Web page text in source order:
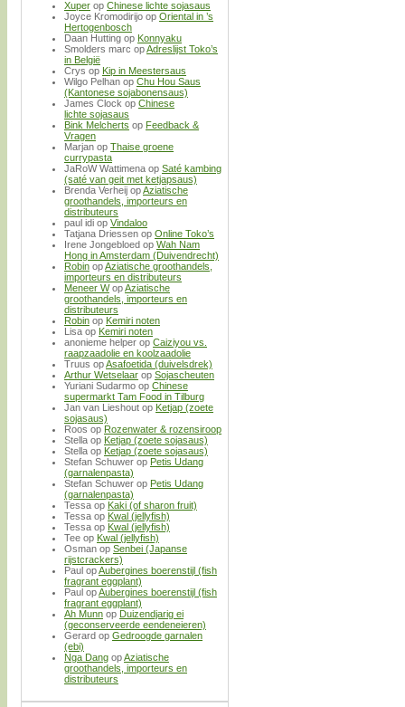
Xuper op Chinese lichte sojasaus
Joyce Kromodirijo op Oriental in ’s
Hertogenbosch
Daan Hutting op Konnyaku
Smolders marc opAdreslijst Toko’s
in België
Crys op Kip in Meestersaus
Wilgo Pelhan op Chu Hou Saus
(Kantonese sojabonensaus)
James Clock op Chinese
lichte sojasaus
Bink Melcherts op Feedback &
Vragen
Marjan op Thaise groene
currypasta
JaRoW Wattimena op Saté kambing
(saté van geit met ketjapsaus)
Brenda Verheij opAziatische
groothandels, importeurs en
distributeurs
paul idi op Vindaloo
Tatjana Driessen op Online Toko’s
Irene Jongebloed op Wah Nam
Hong in Amsterdam (Duivendrecht)
Robin opAziatische groothandels,
importeurs en distributeurs
Meneer WopAziatische
groothandels, importeurs en
distributeurs
Robin op Kemiri noten
Lisa op Kemiri noten
anonieme helper op Caiziyou vs.
raapzaadolie en koolzaadolie
Truus opAsafoetida (duivelsdrek)
Arthur Wetselaar op Sojascheuten
Yuriani Sudarmo op Chinese
supermarkt Tam Food in Tilburg
Jan van Lieshout op Ketjap (zoete
sojasaus)
Roos op Rozenwater & rozensiroop
Stella op Ketjap (zoete sojasaus)
Stella op Ketjap (zoete sojasaus)
Stefan Schuwer op Petis Udang
(garnalenpasta)
Stefan Schuwer op Petis Udang
(garnalenpasta)
Tessa op Kaki (of sharon fruit)
Tessa op Kwal (jellyfish)
Tessa op Kwal (jellyfish)
Tee op Kwal (jellyfish)
Osman op Senbei (Japanse
rijstcrackers)
Paul opAubergines boerenstijl (fish
fragrant eggplant)
Paul opAubergines boerenstijl (fish
fragrant eggplant)
Ah Munn op Duizendjarig ei
(geconserveerde eendeneieren)
Gerard op Gedroogde garnalen
(ebi)
Nga Dang opAziatische
groothandels, importeurs en
distributeurs